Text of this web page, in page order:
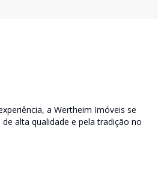
a Wertheim Imóveis se
alta qualidade e pela tradição no